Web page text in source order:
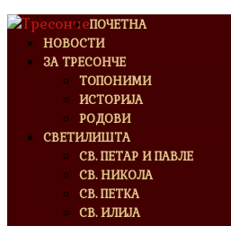
ПОЧЕТНА
НОВОСТИ
ЗА ТРЕСОНЧЕ
ТОПОНИМИ
ИСТОРИЈА
РОДОВИ
СВЕТИЛИШТА
СВ. ПЕТАР И ПАВЛЕ
СВ. НИКОЛА
СВ. ПЕТКА
СВ. ИЛИЈА